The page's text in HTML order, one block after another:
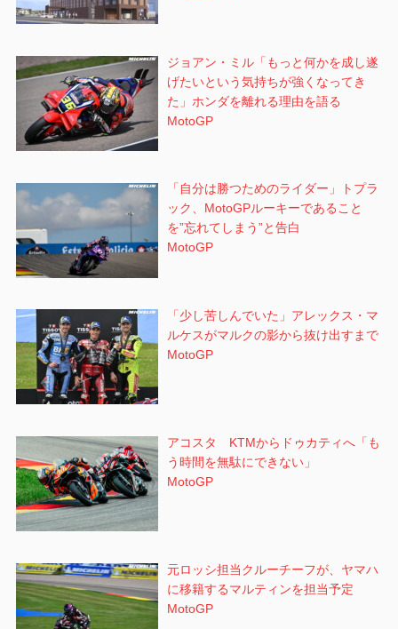
ジョアン・ミル「もっと何かを成し遂
げたいという気持ちが強くなってき
た」ホンダを離れる理由を語る
MotoGP
「自分は勝つためのライダー」トプラ
ック、MotoGPルーキーであること
を”忘れてしまう”と告白
MotoGP
「少し苦しんでいた」アレックス・マ
ルケスがマルクの影から抜け出すまで
MotoGP
アコスタ KTMからドゥカティへ「も
う時間を無駄にできない」
MotoGP
元ロッシ担当クルーチーフが、ヤマハ
に移籍するマルティンを担当予定
MotoGP